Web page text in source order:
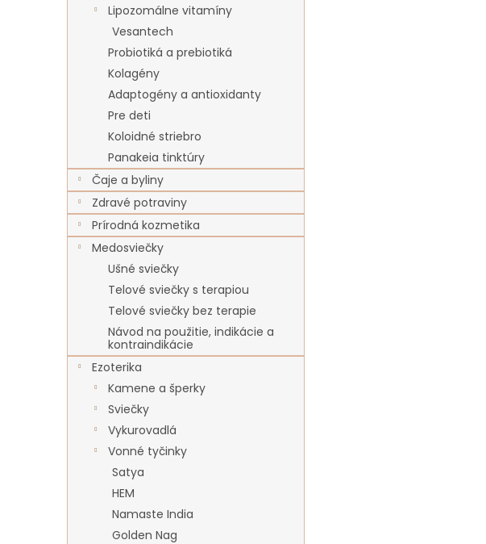
Lipozomálne vitamíny
Vesantech
Probiotiká a prebiotiká
Kolagény
Adaptogény a antioxidanty
Pre deti
Koloidné striebro
Panakeia tinktúry
Čaje a byliny
Zdravé potraviny
Prírodná kozmetika
Medosviečky
Ušné sviečky
Telové sviečky s terapiou
Telové sviečky bez terapie
Návod na použitie, indikácie a
kontraindikácie
Ezoterika
Kamene a šperky
Sviečky
Vykurovadlá
Vonné tyčinky
Satya
HEM
Namaste India
Golden Nag